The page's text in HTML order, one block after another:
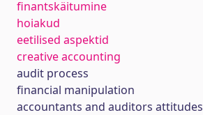
finantskäitumine
hoiakud
eetilised aspektid
creative accounting
audit process
financial manipulation
accountants and auditors attitudes